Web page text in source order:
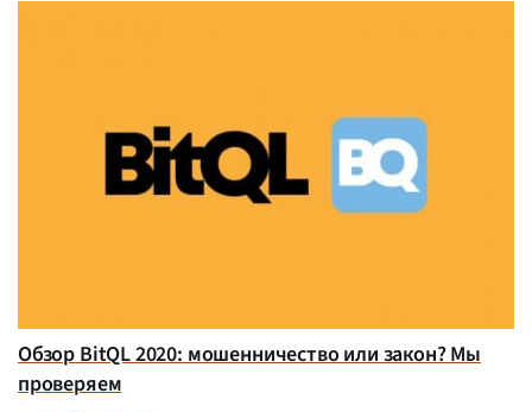
Обзор BitQL 2020: мошенничество или закон? Мы
проверяем